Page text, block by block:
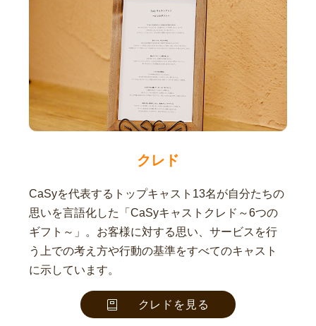
クレド
CaSyを代表するトップキャスト13名が自分たちの
思いを言語化した「CaSyキャストクレド～6つの
ギフト～」。お客様に対する思い、サービスを行
う上での考え方や行動の基準をすべてのキャスト
に示しています。
クレドを見る